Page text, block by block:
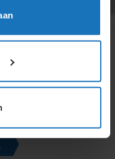
tussen
is essentieel.
medewerkers bij